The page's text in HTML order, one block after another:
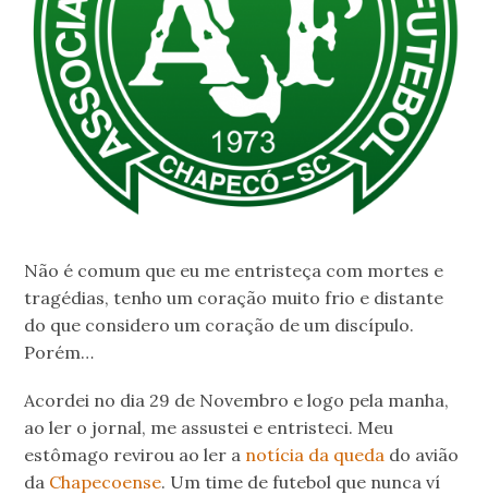
Não é comum que eu me entristeça com mortes e
tragédias, tenho um coração muito frio e distante
do que considero um coração de um discípulo.
Porém…
Acordei no dia 29 de Novembro e logo pela manha,
ao ler o jornal, me assustei e entristeci. Meu
estômago revirou ao ler a notícia da queda do avião
da Chapecoense. Um time de futebol que nunca ví